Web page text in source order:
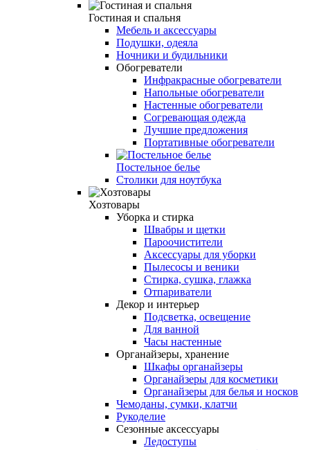
Гостиная и спальня
Мебель и аксессуары
Подушки, одеяла
Ночники и будильники
Обогреватели
Инфракрасные обогреватели
Напольные обогреватели
Настенные обогреватели
Согревающая одежда
Лучшие предложения
Портативные обогреватели
Постельное белье
Столики для ноутбука
Хозтовары
Уборка и стирка
Швабры и щетки
Пароочистители
Аксессуары для уборки
Пылесосы и веники
Стирка, сушка, глажка
Отпариватели
Декор и интерьер
Подсветка, освещение
Для ванной
Часы настенные
Органайзеры, хранение
Шкафы органайзеры
Органайзеры для косметики
Органайзеры для белья и носков
Чемоданы, сумки, клатчи
Рукоделие
Сезонные аксессуары
Ледоступы